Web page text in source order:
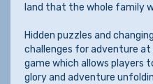
land that the whole family
Hidden puzzles and
challenges for adventure
game which allows players
glory and adventure